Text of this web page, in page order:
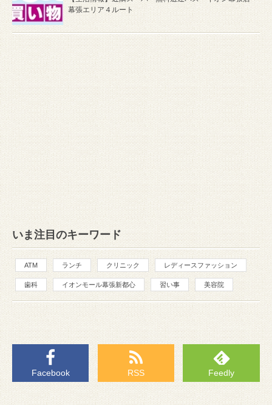
幕張エリア４ルート
いま注目のキーワード
ATM ランチ クリニック レディースファッション
歯科 イオンモール幕張新都心 習い事 美容院
Facebook RSS Feedly